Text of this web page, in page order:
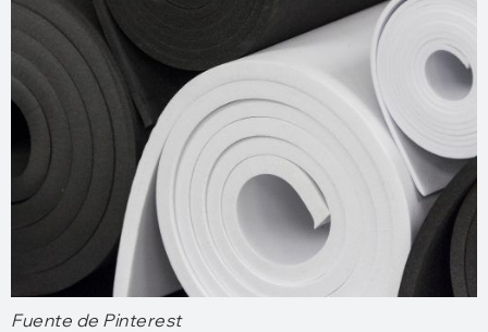
Fuente de Pinterest